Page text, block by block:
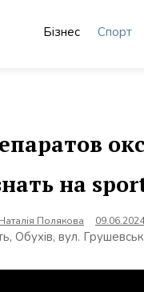
Бізнес Спорт
на
Наталія Полякова 09.06.2024
Обухів, вул.